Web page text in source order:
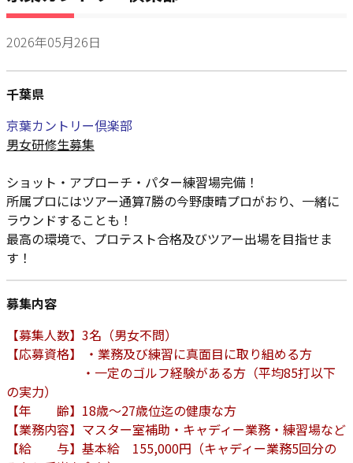
2026年05月26日
千葉県
京葉カントリー倶楽部
男女研修生募集
ショット・アプローチ・パター練習場完備！
所属プロにはツアー通算7勝の今野康晴プロがおり、一緒に
ラウンドすることも！
最高の環境で、プロテスト合格及びツアー出場を目指せま
す！
募集内容
【募集人数】3名（男女不問）
【応募資格】 ・業務及び練習に真面目に取り組める方
・一定のゴルフ経験がある方（平均85打以下
の実力）
【年 齢】18歳～27歳位迄の健康な方
【業務内容】マスター室補助・キャディー業務・練習場など
【給 与】基本給 155,000円（キャディー業務5回分の